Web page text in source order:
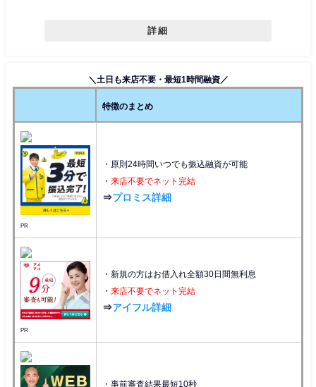
詳細
＼土日も来店不要・最短1時間融資／
特徴のまとめ
PR
・原則24時間いつでも振込融資が可能
・ 来店不要でネット完結
⇒プロミス詳細
PR
・新規の方はお借入れ全額30日間無利息
・ 来店不要でネット完結
⇒アイフル詳細
・事前審査結果最短10秒